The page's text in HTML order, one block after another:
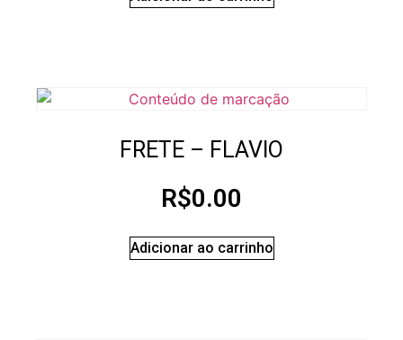
FRETE – FLAVIO
R$0.00
Adicionar ao carrinho